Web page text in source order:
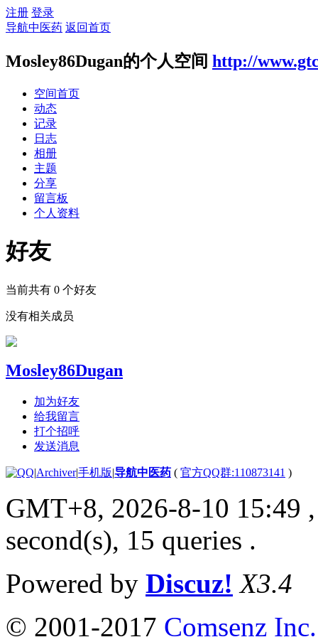
注册 登录
导航中医药 返回首页
Mosley86Dugan的个人空间 http://
空间首页
动态
记录
日志
相册
主题
分享
留言板
个人资料
好友
当前共有 0 个好友
没有相关成员
Mosley86Dugan
加为好友
给我留言
打个招呼
发送消息
|Archiver|手机版|导航中医药 ( 官方QQ群:110873141 )
GMT+8, 2026-8-10 15:49
second(s), 15 queries .
Powered by Discuz! X3.4
© 2001-2017 Comsenz Inc.